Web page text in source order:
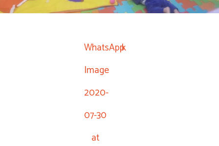
WhatsApp
Image
2020-
07-30
at
k